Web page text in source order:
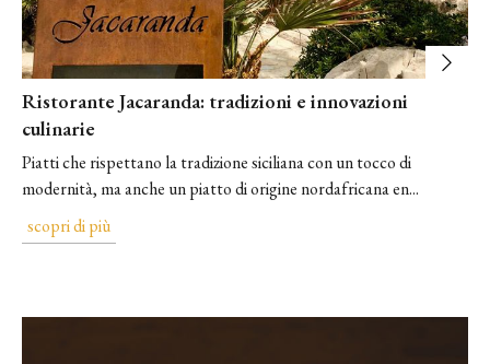
Ristorante Jacaranda: tradizioni e innovazioni
culinarie
Piatti che rispettano la tradizione siciliana con un tocco di
modernità, ma anche un piatto di origine nordafricana en...
scopri di più